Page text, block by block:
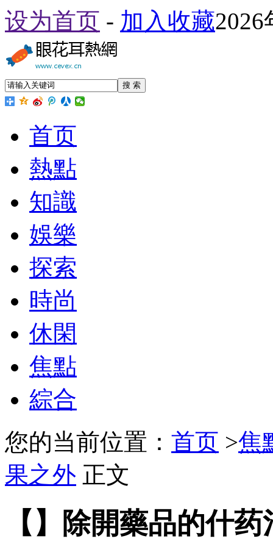
设为首页 - 加入收藏
搜 索
首页
熱點
知識
娛樂
探索
時尚
休閑
焦點
綜合
您的当前位置： 首页 >焦
果之外 正文
【】除開藥品的什